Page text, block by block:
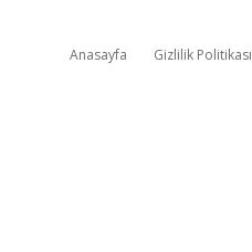
Anasayfa Gizlilik Politikası